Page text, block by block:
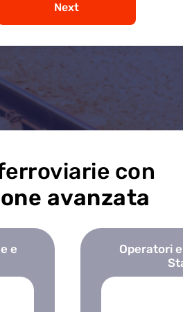
Next
con
avanzata
e
Operatori